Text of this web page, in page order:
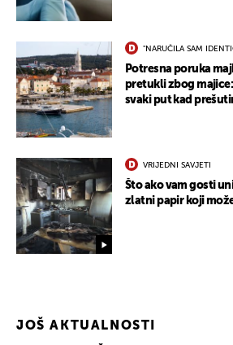
"NARUČILA SAM
Potresna poruka
pretukli zbog
svaki put kad
VRIJEDNI SAVJETI
Što ako vam gosti
zlatni papir koji
JOŠ AKTUALNOSTI